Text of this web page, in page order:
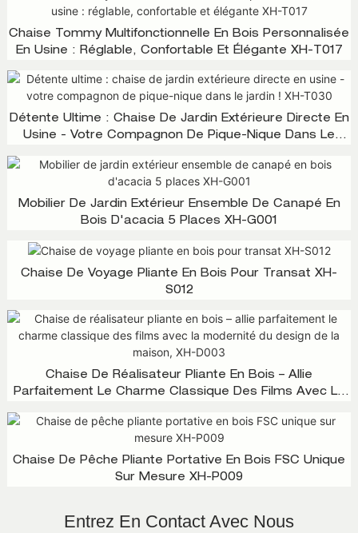
Chaise Tommy Multifonctionnelle En Bois Personnalisée
En Usine : Réglable, Confortable Et Élégante XH-T017
Détente Ultime : Chaise De Jardin Extérieure Directe En
Usine - Votre Compagnon De Pique-Nique Dans Le
Mobilier De Jardin Extérieur Ensemble De Canapé En
Bois D'acacia 5 Places XH-G001
Chaise De Voyage Pliante En Bois Pour Transat XH-
S012
Chaise De Réalisateur Pliante En Bois – Allie
Parfaitement Le Charme Classique Des Films Avec La
Chaise De Pêche Pliante Portative En Bois FSC Unique
Sur Mesure XH-P009
Entrez En Contact Avec Nous